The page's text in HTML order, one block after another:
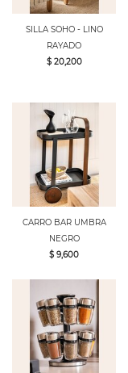
SILLA SOHO - LINO
RAYADO
$ 20,200
CARRO BAR UMBRA
NEGRO
$ 9,600